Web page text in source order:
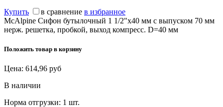
Купить в сравнение в избранное
McAlpine Сифон бутылочный 1 1/2"х40 мм с выпуском 70 мм
нерж. решетка, пробкой, выход компресс. D=40 мм
Положить товар в корзину
Цена: 614,96 руб
В наличии
Норма отгрузки: 1 шт.